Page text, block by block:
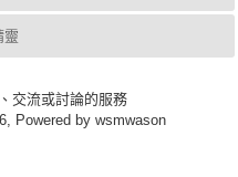
靈
交流或討論的服務
Powered by wsmwason